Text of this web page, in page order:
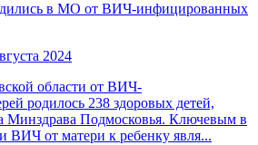
в МО от ВИЧ-инфицированных
2024
области от ВИЧ-
родилось 238 здоровых детей,
Минздрава Подмосковья. Ключевым в
ВИЧ от матери к ребенку явля...